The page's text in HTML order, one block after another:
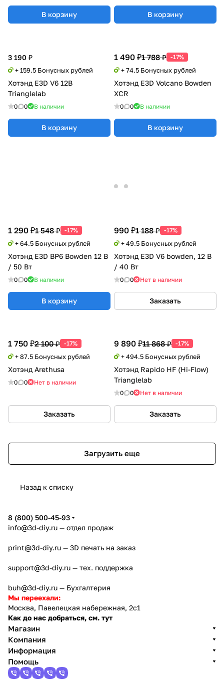
В корзину
3 190 ₽
+ 159.5 Бонусных рублей
Хотэнд E3D V6 12В
Trianglelab
0 0 В наличии
В корзину
1 490 ₽1 788 ₽ -17%
+ 74.5 Бонусных рублей
Хотэнд E3D Volcano Bowden
XCR
0 0 В наличии
В корзину
1 290 ₽1 548 ₽ -17%
+ 64.5 Бонусных рублей
Хотэнд E3D BP6 Bowden 12 В
/ 50 Вт
0 0 В наличии
В корзину
990 ₽1 188 ₽ -17%
+ 49.5 Бонусных рублей
Хотэнд E3D V6 bowden, 12 В
/ 40 Вт
0 0 Нет в наличии
Заказать
В корзину
1 750 ₽2 100 ₽ -17%
+ 87.5 Бонусных рублей
Хотэнд Arethusa
0 0 Нет в наличии
Заказать
9 890 ₽11 868 ₽ -17%
+ 494.5 Бонусных рублей
Хотэнд Rapido HF (Hi-Flow)
Trianglelab
0 0 Нет в наличии
Заказать
Загрузить еще
Назад к списку
8 (800) 500-45-93
info@3d-diy.ru — отдел продаж
print@3d-diy.ru — 3D печать на заказ
support@3d-diy.ru — тех. поддержка
buh@3d-diy.ru — Бухгалтерия
Мы переехали:
Москва, Павелецкая набережная, 2с1
Как до нас добраться, см. тут
Магазин
Компания
Информация
Помощь